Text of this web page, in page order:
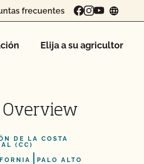
frecuentes
Elija a su agricultor
Overview
DE LA COSTA
(CC)
PALO ALTO